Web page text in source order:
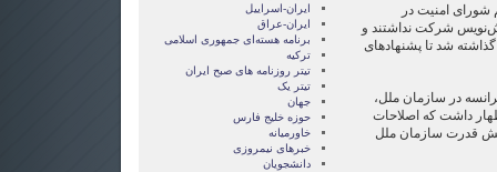
شورای امنیت در
شرکت نداشتند و
گذاشته شد تا پشنهادهای
در سازمان ملل،
داشت که اصلاحات
قدرت سازمان ملل
ایران-اسراییل
ایران-عراق
برنامه هسته‌ای جمهوری اسلامی
ترکیه
تیتر روزنامه های صبح ایران
تیتر یک
جهان
حوزه خلیج فارس
خاورمیانه
خبرهای نیمروزی
دانشجویان